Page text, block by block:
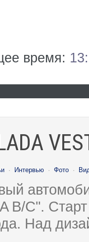
время:
· Интервью · Фото ·
B/C".
Над